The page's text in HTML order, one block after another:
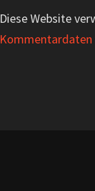
Diese Website